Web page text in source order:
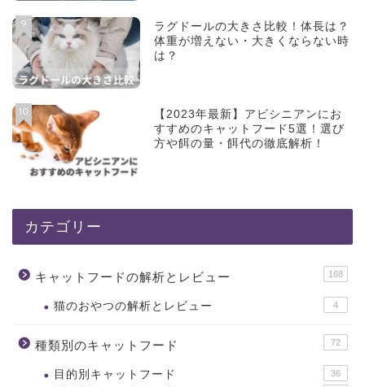
9
ラグドールの大きさ比較！体長は？
体重が増えない・大きくならない時
は？
10
【2023年最新】アビシニアンにお
すすめのキャットフード5選！選び
方や餌の量・餌代の徹底解析！
カテゴリー
キャットフードの解析とレビュー 168
猫のおやつの解析とレビュー 4
種類別のキャットフード 72
目的別キャットフード 36